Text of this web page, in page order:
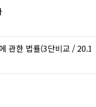
관한 법률(3단비교 /